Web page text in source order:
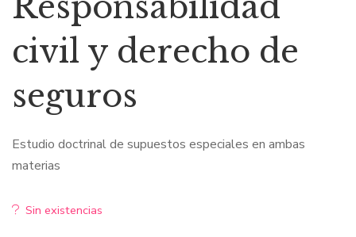
original
era:
$71,34.
actual
es:
civil y derecho de
seguros
Estudio doctrinal de supuestos especiales en ambas
materias
Sin existencias